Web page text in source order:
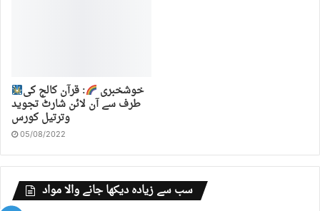
خوشخبری : قرآن کالج کی
طرف سے آن لائن شارٹ تجوید
وترتیل کورس
05/08/2022
سب سے زیادہ دیکھا جانے والا مواد